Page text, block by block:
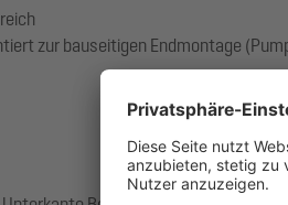
zur bauseitigen Endmontage